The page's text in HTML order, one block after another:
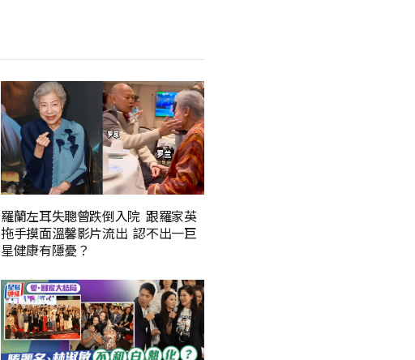
羅蘭左耳失聰曾跌倒入院 跟羅家英
拖手摸面溫馨影片流出 認不出一巨
星健康有隱憂？